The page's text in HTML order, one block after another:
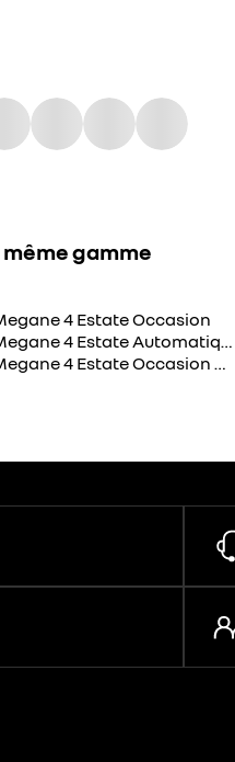
même gamme
4 Estate Occasion
Renault Megane 4 Estate Automatique
Renault Megane 4 Estate Occasion Bleu